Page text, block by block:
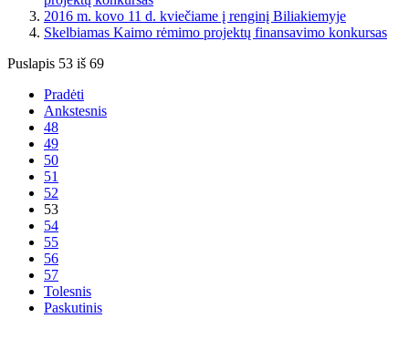
2016 m. kovo 11 d. kviečiame į renginį Biliakiemyje
Skelbiamas Kaimo rėmimo projektų finansavimo konkursas
Puslapis 53 iš 69
Pradėti
Ankstesnis
48
49
50
51
52
53
54
55
56
57
Tolesnis
Paskutinis